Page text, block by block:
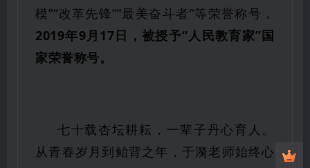
模”“改革先锋”“最美奋斗者”等荣誉称号，
2019年9月17日，被授予“人民教育家”国
家荣誉称号。
七十载杏坛耕耘，一辈子丹心育人。
从青春岁月到鲐背之年，于漪老师始终心